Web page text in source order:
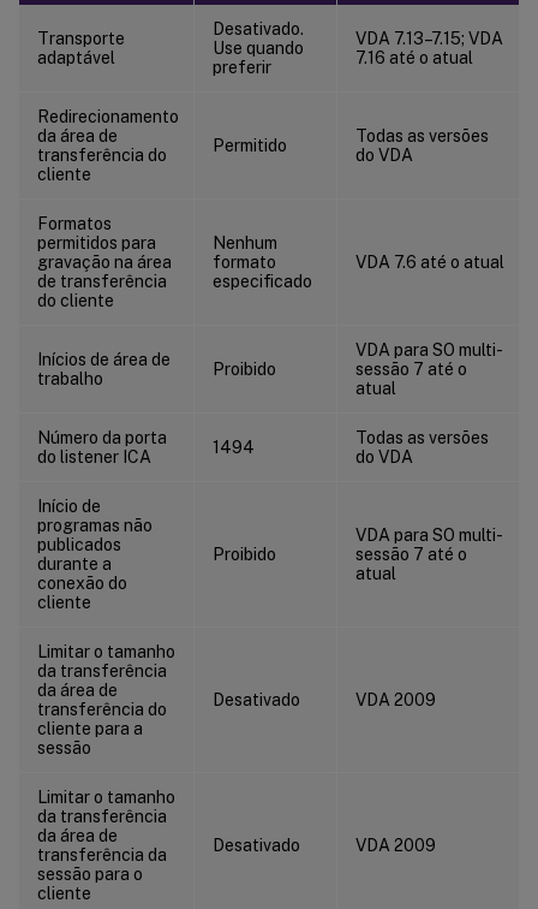
Transporte
adaptável
Desativado.
Use quando
preferir
VDA 7.13–7.15; VDA
7.16 até o atual
Redirecionamento
da área de
transferência do
cliente
Permitido
Todas as versões
do VDA
Formatos
permitidos para
gravação na área
de transferência
do cliente
Nenhum
formato
especificado
VDA 7.6 até o atual
Inícios de área de
trabalho
Proibido
VDA para SO multi-
sessão 7 até o
atual
Número da porta
do listener ICA
1494
Todas as versões
do VDA
Início de
programas não
publicados
durante a
conexão do
cliente
Proibido
VDA para SO multi-
sessão 7 até o
atual
Limitar o tamanho
da transferência
da área de
transferência do
cliente para a
sessão
Desativado VDA 2009
Limitar o tamanho
da transferência
da área de
transferência da
sessão para o
cliente
Desativado VDA 2009
ICA/Conexões Multi-Stream
ICA/Impressão
ICA/Impressão/Impressoras Cliente
ICA/Impressão/Drivers
ICA/Impressão/Servidor de Impressão Universal
ICA/Impressão/Impressão Universal
ICA/Segurança
ICA/Limites de Sessão
ICA/Controle de Fuso Horário
ICA/Dispositivos USB
ICA/Exibição Visual
ICA/Exibição Visual/Imagens em Movimento
ICA/WebSockets
Gerenciamento de Carga
Gerenciamento de Perfil/Configurações avançadas
Gerenciamento de Perfil/Configurações básicas
Gerenciamento de Perfil/Configurações entre Plataformas
Gerenciamento de Perfil/Sistema de Arquivos/Exclusões
Gerenciamento de Perfil/Sistema de Arquivos/Sincronização
Gerenciamento de Perfil/Redirecionamento de Pasta